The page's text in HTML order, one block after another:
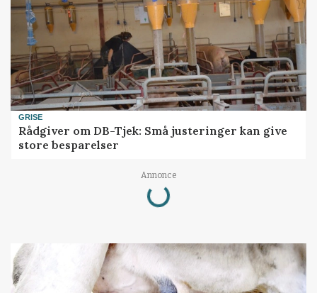
GRISE
Rådgiver om DB-Tjek: Små justeringer kan give
store besparelser
Annonce
Loading...